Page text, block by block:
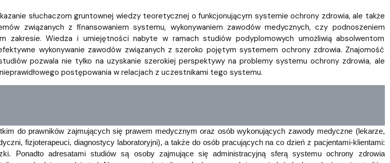
słuchaczom gruntownej wiedzy teoretycznej o funkcjonującym systemie ochrony zdrowia, ale także
związanych z finansowaniem systemu, wykonywaniem zawodów medycznych, czy podnoszeniem
zakresie. Wiedza i umiejętności nabyte w ramach studiów podyplomowych umożliwią absolwentom
wykonywanie zawodów związanych z szeroko pojętym systemem ochrony zdrowia. Znajomość
pozwala nie tylko na uzyskanie szerokiej perspektywy na problemy systemu ochrony zdrowia, ale
postępowania w relacjach z uczestnikami tego systemu.
do prawników zajmujących się prawem medycznym oraz osób wykonujących zawody medyczne (lekarze,
fizjoterapeuci, diagnostycy laboratoryjni), a także do osób pracujących na co dzień z pacjentami-klientami:
Ponadto adresatami studiów są osoby zajmujące się administracyjną sferą systemu ochrony zdrowia